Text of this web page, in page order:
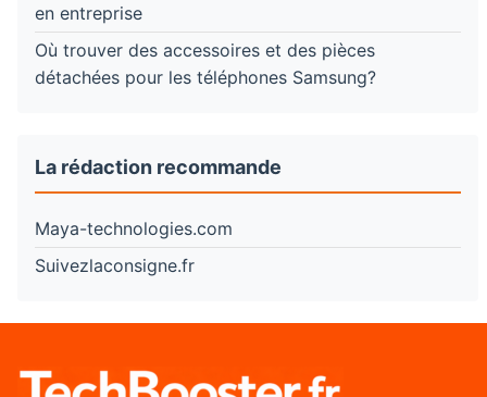
en entreprise
Où trouver des accessoires et des pièces
détachées pour les téléphones Samsung?
La rédaction recommande
Maya-technologies.com
Suivezlaconsigne.fr